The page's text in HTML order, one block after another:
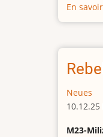
En
Neues
M23-